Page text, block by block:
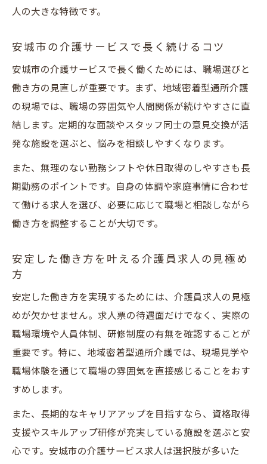
人の大きな特徴です。
安城市の介護サービスで長く続けるコツ
安城市の介護サービスで長く働くためには、職場選びと
働き方の見直しが重要です。まず、地域密着型通所介護
の現場では、職場の雰囲気や人間関係が続けやすさに直
結します。定期的な面談やスタッフ同士の意見交換が活
発な施設を選ぶと、悩みを相談しやすくなります。
また、無理のない勤務シフトや休日取得のしやすさも長
期勤務のポイントです。自身の体調や家庭事情に合わせ
て働ける求人を選び、必要に応じて職場と相談しながら
働き方を調整することが大切です。
安定した働き方を叶える介護員求人の見極め
方
安定した働き方を実現するためには、介護員求人の見極
めが欠かせません。求人票の待遇面だけでなく、実際の
職場環境や人員体制、研修制度の有無を確認することが
重要です。特に、地域密着型通所介護では、現場見学や
職場体験を通じて職場の雰囲気を直接感じることをおす
すめします。
また、長期的なキャリアアップを目指すなら、資格取得
支援やスキルアップ研修が充実している施設を選ぶと安
心です。安城市の介護サービス求人は選択肢が多いた